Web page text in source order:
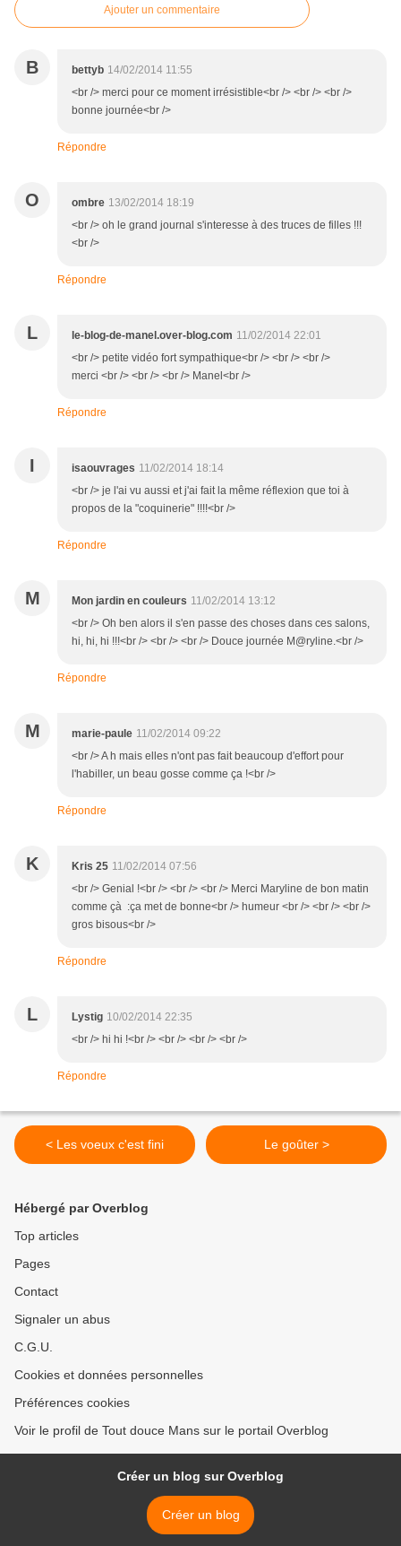
Ajouter un commentaire
B bettyb 14/02/2014 11:55
<br /> merci pour ce moment irrésistible<br /> <br /> <br />
bonne journée<br />
Répondre
O ombre 13/02/2014 18:19
<br /> oh le grand journal s'interesse à des truces de filles !!!
<br />
Répondre
L le-blog-de-manel.over-blog.com 11/02/2014 22:01
<br /> petite vidéo fort sympathique<br /> <br /> <br />
merci <br /> <br /> <br /> Manel<br />
Répondre
I isaouvrages 11/02/2014 18:14
<br /> je l'ai vu aussi et j'ai fait la même réflexion que toi à
propos de la "coquinerie" !!!!<br />
Répondre
M Mon jardin en couleurs 11/02/2014 13:12
<br /> Oh ben alors il s'en passe des choses dans ces salons,
hi, hi, hi !!!<br /> <br /> <br /> Douce journée M@ryline.<br />
Répondre
M marie-paule 11/02/2014 09:22
<br /> A h mais elles n'ont pas fait beaucoup d'effort pour
l'habiller, un beau gosse comme ça !<br />
Répondre
K Kris 25 11/02/2014 07:56
<br /> Genial !<br /> <br /> <br /> Merci Maryline de bon matin
comme çà :ça met de bonne<br /> humeur <br /> <br /> <br />
gros bisous<br />
Répondre
L Lystig 10/02/2014 22:35
<br /> hi hi !<br /> <br /> <br /> <br />
Répondre
< Les voeux c'est fini Le goûter >
Hébergé par Overblog
Top articles
Pages
Contact
Signaler un abus
C.G.U.
Cookies et données personnelles
Préférences cookies
Voir le profil de Tout douce Mans sur le portail Overblog
Créer un blog sur Overblog
Créer un blog